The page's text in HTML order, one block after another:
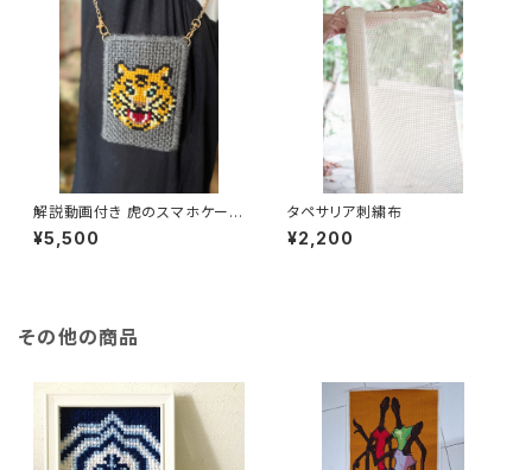
解説動画付き 虎のスマホケース
タペサリアキット（経験者向き）
¥5,500
タペサリア刺繍布
¥2,200
その他の商品